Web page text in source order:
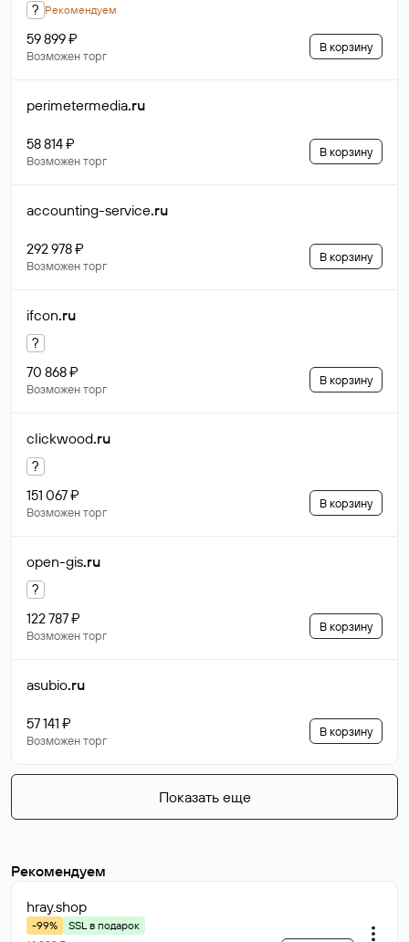
? Рекомендуем
59 899 ₽
Возможен торг
В корзину
perimetermedia.ru
58 814 ₽
Возможен торг
В корзину
accounting-service.ru
292 978 ₽
Возможен торг
В корзину
ifcon.ru
?
70 868 ₽
Возможен торг
В корзину
clickwood.ru
?
151 067 ₽
Возможен торг
В корзину
open-gis.ru
?
122 787 ₽
Возможен торг
В корзину
asubio.ru
57 141 ₽
Возможен торг
В корзину
Показать еще
Рекомендуем
hray.shop
-99%
SSL в подарок